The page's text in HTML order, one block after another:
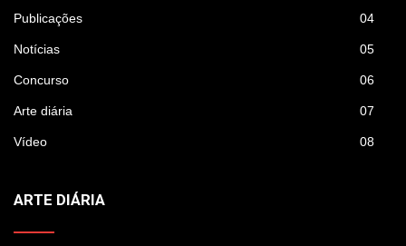
Publicações 04
Notícias 05
Concurso 06
Arte diária 07
Vídeo 08
ARTE DIÁRIA